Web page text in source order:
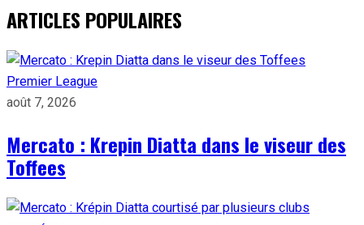
ARTICLES POPULAIRES
Premier League
août 7, 2026
Mercato : Krepin Diatta dans le viseur des
Toffees